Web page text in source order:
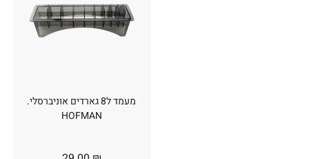
מעמד ל8 גארדים אוניברסלי.
HOFMAN